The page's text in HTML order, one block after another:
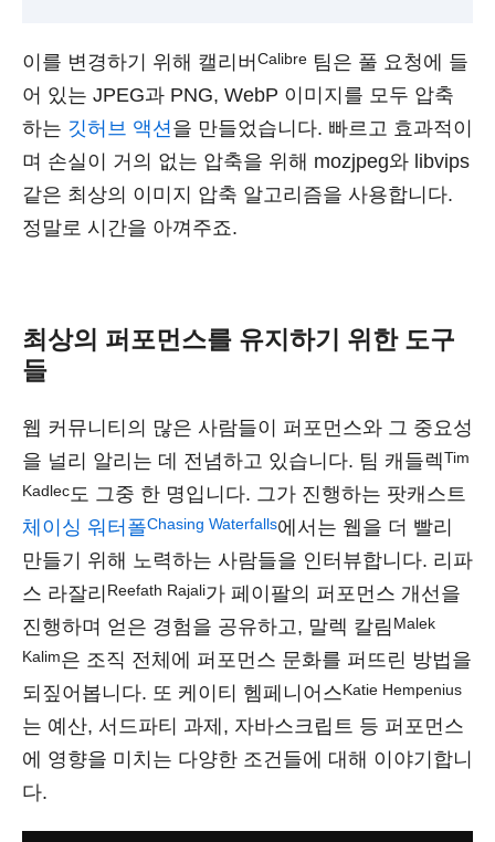
이를 변경하기 위해 캘리버 Calibre 팀은 풀 요청에 들
어 있는 JPEG과 PNG, WebP 이미지를 모두 압축
하는 깃허브 액션을 만들었습니다. 빠르고 효과적이
며 손실이 거의 없는 압축을 위해 mozjpeg와 libvips
같은 최상의 이미지 압축 알고리즘을 사용합니다.
정말로 시간을 아껴주죠.
최상의 퍼포먼스를 유지하기 위한 도구
들
웹 커뮤니티의 많은 사람들이 퍼포먼스와 그 중요성
을 널리 알리는 데 전념하고 있습니다. 팀 캐들렉Tim
Kadlec도 그중 한 명입니다. 그가 진행하는 팟캐스트
체이싱 워터폴Chasing Waterfalls에서는 웹을 더 빨리
만들기 위해 노력하는 사람들을 인터뷰합니다. 리파
스 라잘리 Reefath Rajali가 페이팔의 퍼포먼스 개선을
진행하며 얻은 경험을 공유하고, 말렉 칼림 Malek
Kalim은 조직 전체에 퍼포먼스 문화를 퍼뜨린 방법을
되짚어봅니다. 또 케이티 헴페니어스 Katie Hempenius
는 예산, 서드파티 과제, 자바스크립트 등 퍼포먼스
에 영향을 미치는 다양한 조건들에 대해 이야기합니
다.